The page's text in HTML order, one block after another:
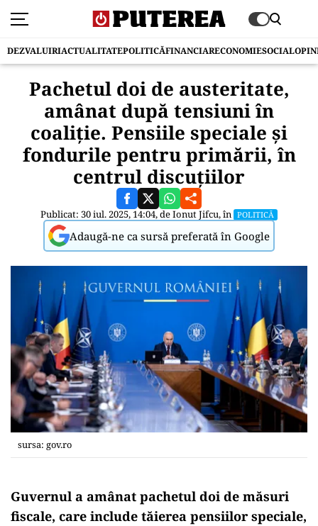
DEZVALUIRIACTUALITATEPOLITICĂFINANCIARECONOMIESOCIAL
Pachetul doi de austeritate,
amânat după tensiuni în
coaliţie. Pensiile speciale şi
fondurile pentru primării, în
centrul discuţiilor
Publicat: 30 iul. 2025, 14:04, deIonut Jifcu, în POLITICĂ
Adaugă-ne ca sursă preferată în Google
sursa: gov.ro
Guvernul a amânat pachetul doi de măsuri
fiscale, care include tăierea pensiilor speciale,